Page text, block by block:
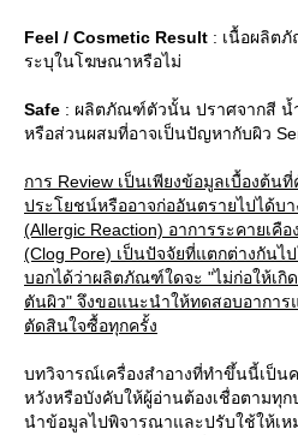
Feel / Cosmetic Result : เนื้อผลิต
ระบุในโฆษณาหรือไม่
Safe : ผลิตภัณฑ์ตัวนั้น ปราศจากสี น้
หรือส่วนผสมที่อาจเป็นปัญหากับผิว
การ Review เป็นเพียงข้อมูลเบื้องต้น
ประโยชน์หรืออาจก่ออันตรายไปได้บ
(Allergic Reaction) อาการระคายเคื
(Clog Pore) เป็นปัจจัยที่แตกต่างกัน
บอกได้ว่าผลิตภัณฑ์ใดจะ "ไม่ก่อให้เกิ
ตันผิว" จึงขอแนะนำให้ทดสอบอาการ
ตัดสินใจซื้อทุกครั้ง
บทวิจารณ์เครื่องสำอางที่ทำขึ้นนี้เป็น
หวังหรือบังคับให้ผู้อ่านต้องเชื่อตามทุ
นำข้อมูลไปพิจารณาและปรับใช้ให้เห